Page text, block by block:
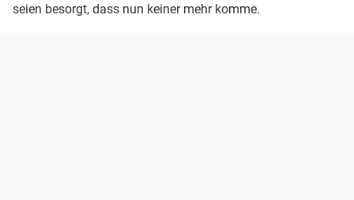
seien besorgt, dass nun keiner mehr komme.